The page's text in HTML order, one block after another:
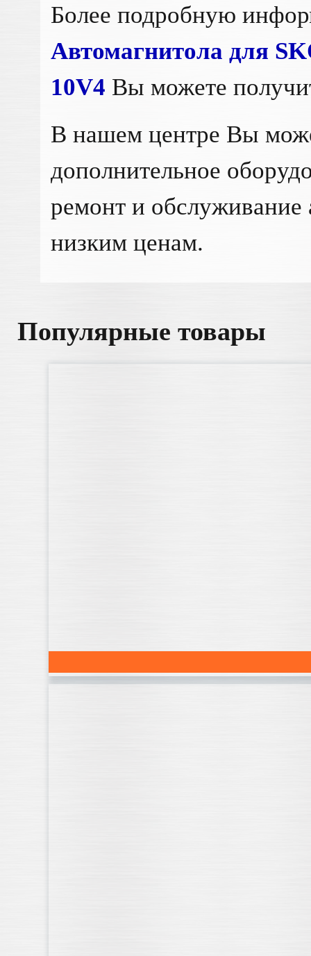
Более подробную
Автомагнитола для
10V4 Вы можете
В нашем центре Вы
дополнительное
ремонт и обслуживание
низким ценам.
Популярные товары